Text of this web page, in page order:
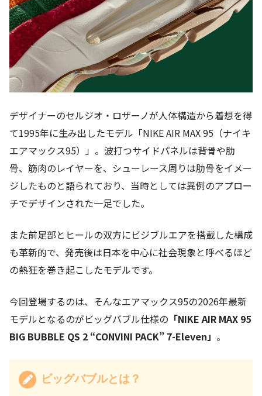
デザイナーのセルジオ・ロザーノが人体構造から着想を得
て1995年に生み出したモデル「NIKE AIR MAX 95（ナイキ
エアマックス95）」。波打つサイドパネルは背骨や肋
骨、筋肉のレイヤーを、シューレース周りは肋骨をイメー
ジしたものと語られており、当時としては異例のアプロー
チでデザインされた一足でした。
また前足部とヒールの双方にビジブルエアを搭載した構成
も革新的で、発売後は日本を中心に社会現象と呼べるほど
の熱狂を巻き起こしたモデルです。
今回登場するのは、そんなエアマックス95の2026年最新
モデルとなるのがビッグバブル仕様の 「NIKE AIR MAX 95
BIG BUBBLE QS 2 “CONVINI PACK” 7-Eleven」 。
ビッグバブルとは？